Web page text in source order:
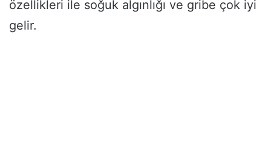
özellikleri ile soğuk algınlığı ve gribe çok iyi
gelir.